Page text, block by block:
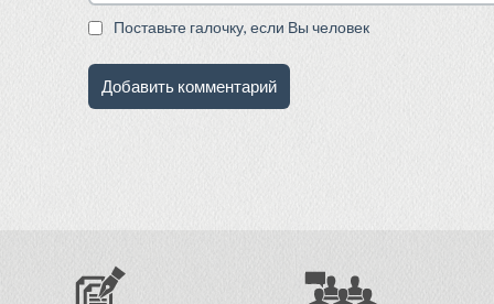
Поставьте галочку, если Вы человек